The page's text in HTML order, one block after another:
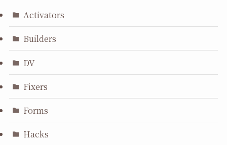
Activators
Builders
DV
Fixers
Forms
Hacks